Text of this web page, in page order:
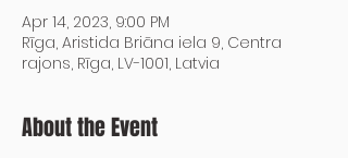
Apr 14, 2023, 9:00 PM
Rīga, Aristida Briāna iela 9, Centra
rajons, Rīga, LV-1001, Latvia
About the Event